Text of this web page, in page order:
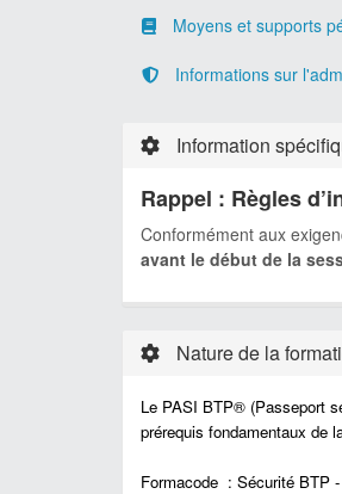
Moyens et supports
Informations sur
Information
Rappel : Règles
Conformément aux
avant le début de la
Nature de la
Le PASI BTP® (Passeport
prérequis fondamentaux de
Formacode : Sécurité BTP